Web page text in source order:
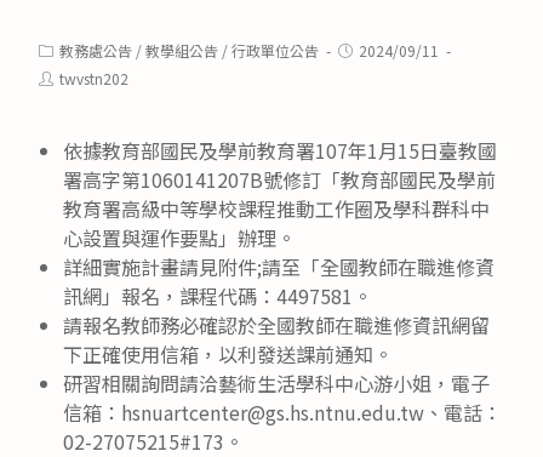
Post
category:
教務處公告 /教學組公告 /行政單位公告
Post2024/09/11
Posttwvstn202
依據教育部國民及學前教育署107年1月15日臺教國
署高字第1060141207B號修訂「教育部國民及學前
教育署高級中等學校課程推動工作圈及學科群科中
心設置與運作要點」辦理。
詳細實施計畫請見附件;請至「全國教師在職進修資
訊網」報名，課程代碼：4497581。
請報名教師務必確認於全國教師在職進修資訊網留
下正確使用信箱，以利發送課前通知。
研習相關詢問請洽藝術生活學科中心游小姐，電子
信箱：hsnuartcenter@gs.hs.ntnu.edu.tw、電話：
02-27075215#173。